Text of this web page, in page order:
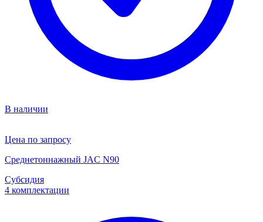
В наличии
Цена по запросу
Среднетоннажный JAC N90
Субсидия
4 комплектации